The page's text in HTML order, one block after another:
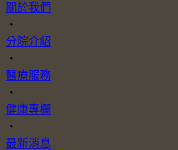
關於我們
・
分院介紹
・
醫療服務
・
健康專欄
・
最新消息